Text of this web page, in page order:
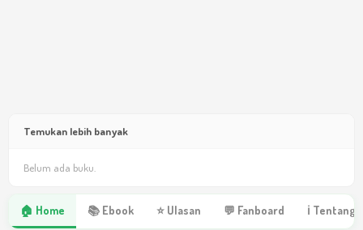
Temukan lebih banyak
Belum ada buku.
🏠 Home 📚 Ebook ⭐ Ulasan 💬 Fanboard ℹ Tentang